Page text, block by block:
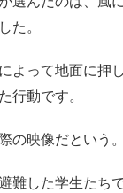
た。
よって地面に押
行動です。
の映像だという。
難した学生たち